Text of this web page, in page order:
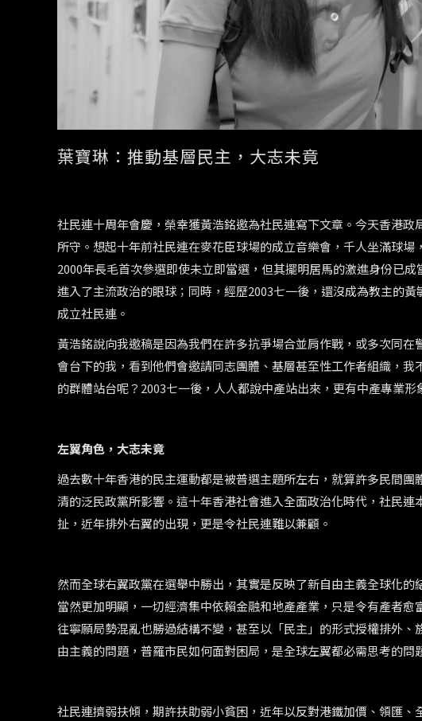
葉寶琳：推動基層民主，大志未竟
社民連十周年會慶，榮幸獲黃浩銘邀為社民連寫下文章。今天香港
所守。想起十年前社民連在麥花臣球場的成立音樂會，千人坐滿球
2000年長毛首次參選即使未立即當選，但其擺明居馬的激進身份已
進入了主流政治的眼球；同時，經歷2003七一後，還沒成為教主的
成立社民連。
黃浩銘說向我邀稿是因為我們在許多抗爭場合並肩作戰，或多次同
會台下的我，看到他們會邀請同志團體、基層甚至性工作者組織，我
的群體站台呢？2003七一後，人人都說中產站出來，更有中產專業
左翼角色，大志未竟
過去數十年香港的民主運動都是被普選主題所左右，就算許多民間
清的泛民政黨所影響。這十年香港社會進入全面政治化時代，社民
扯，近年排外右翼的出現，更是令社民連難以兼顧。
然而全球右翼政黨在選舉中勝出，其實是反映了新自由主義全球化
當然更加明顯，一切經濟集中依賴金融和地產產業，只是令有產者
往寧願局勢混亂也勝過結構不變，甚至以「民主」的形式授權排外
由主義的問題，普羅市民如何面對困局，是全球左翼都必需思考的問
社民連擠弱扶傾，期許扶助弱小貧困，近年以反對港鐵加價、領匯